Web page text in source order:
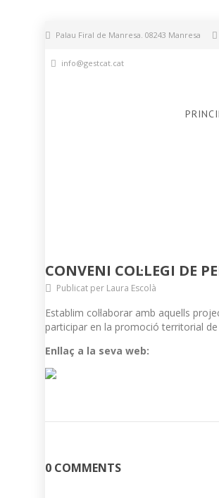
Palau Firal de Manresa. 08243 Manresa
info@gestcat.cat
CONVENI COL·LEGI DE
Publicat per Laura Escolà
Establim col·laborar amb aquells
participar en la promoció territorial
Enllaç a la seva web:
0 COMMENTS